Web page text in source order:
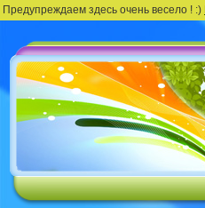
Предупреждаем здесь очень весело ! :)